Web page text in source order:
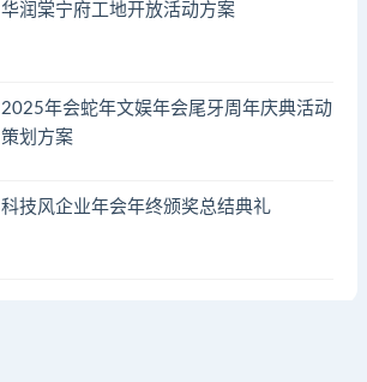
华润棠宁府工地开放活动方案
2025年会蛇年文娱年会尾牙周年庆典活动
策划方案
科技风企业年会年终颁奖总结典礼